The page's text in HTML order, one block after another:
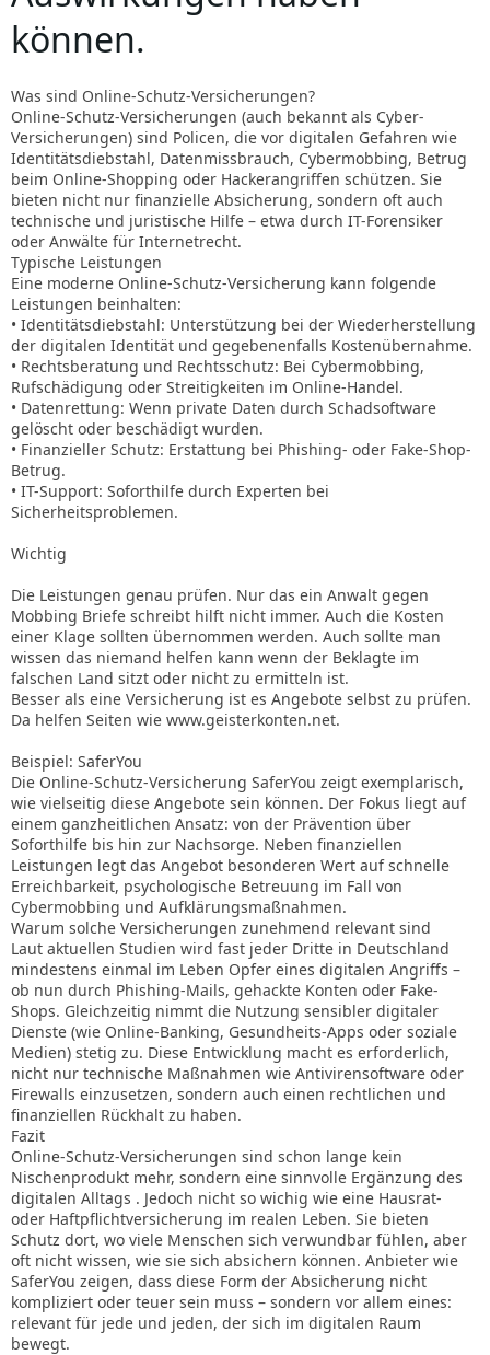
können.
Was sind Online-Schutz-Versicherungen?
Online-Schutz-Versicherungen (auch bekannt als Cyber-
Versicherungen) sind Policen, die vor digitalen Gefahren wie
Identitätsdiebstahl, Datenmissbrauch, Cybermobbing, Betrug
beim Online-Shopping oder Hackerangriffen schützen. Sie
bieten nicht nur finanzielle Absicherung, sondern oft auch
technische und juristische Hilfe – etwa durch IT-Forensiker
oder Anwälte für Internetrecht.
Typische Leistungen
Eine moderne Online-Schutz-Versicherung kann folgende
Leistungen beinhalten:
• Identitätsdiebstahl: Unterstützung bei der Wiederherstellung
der digitalen Identität und gegebenenfalls Kostenübernahme.
• Rechtsberatung und Rechtsschutz: Bei Cybermobbing,
Rufschädigung oder Streitigkeiten im Online-Handel.
• Datenrettung: Wenn private Daten durch Schadsoftware
gelöscht oder beschädigt wurden.
• Finanzieller Schutz: Erstattung bei Phishing- oder Fake-Shop-
Betrug.
• IT-Support: Soforthilfe durch Experten bei
Sicherheitsproblemen.
Wichtig
Die Leistungen genau prüfen. Nur das ein Anwalt gegen
Mobbing Briefe schreibt hilft nicht immer. Auch die Kosten
einer Klage sollten übernommen werden. Auch sollte man
wissen das niemand helfen kann wenn der Beklagte im
falschen Land sitzt oder nicht zu ermitteln ist.
Besser als eine Versicherung ist es Angebote selbst zu prüfen.
Da helfen Seiten wie www.geisterkonten.net.
Beispiel: SaferYou
Die Online-Schutz-Versicherung SaferYou zeigt exemplarisch,
wie vielseitig diese Angebote sein können. Der Fokus liegt auf
einem ganzheitlichen Ansatz: von der Prävention über
Soforthilfe bis hin zur Nachsorge. Neben finanziellen
Leistungen legt das Angebot besonderen Wert auf schnelle
Erreichbarkeit, psychologische Betreuung im Fall von
Cybermobbing und Aufklärungsmaßnahmen.
Warum solche Versicherungen zunehmend relevant sind
Laut aktuellen Studien wird fast jeder Dritte in Deutschland
mindestens einmal im Leben Opfer eines digitalen Angriffs –
ob nun durch Phishing-Mails, gehackte Konten oder Fake-
Shops. Gleichzeitig nimmt die Nutzung sensibler digitaler
Dienste (wie Online-Banking, Gesundheits-Apps oder soziale
Medien) stetig zu. Diese Entwicklung macht es erforderlich,
nicht nur technische Maßnahmen wie Antivirensoftware oder
Firewalls einzusetzen, sondern auch einen rechtlichen und
finanziellen Rückhalt zu haben.
Fazit
Online-Schutz-Versicherungen sind schon lange kein
Nischenprodukt mehr, sondern eine sinnvolle Ergänzung des
digitalen Alltags . Jedoch nicht so wichig wie eine Hausrat-
oder Haftpflichtversicherung im realen Leben. Sie bieten
Schutz dort, wo viele Menschen sich verwundbar fühlen, aber
oft nicht wissen, wie sie sich absichern können. Anbieter wie
SaferYou zeigen, dass diese Form der Absicherung nicht
kompliziert oder teuer sein muss – sondern vor allem eines:
relevant für jede und jeden, der sich im digitalen Raum
bewegt.